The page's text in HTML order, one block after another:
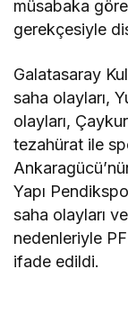
müsabaka
gerekçesiyle
Galatasaray
saha olayları,
olayları,
tezahürat ile
Yapı
saha olayları
nedenleriyle
ifade edildi.